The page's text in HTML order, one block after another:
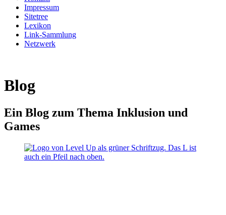
Impressum
Sitetree
Lexikon
Link-Sammlung
Netzwerk
Blog
Ein Blog zum Thema Inklusion und
Games